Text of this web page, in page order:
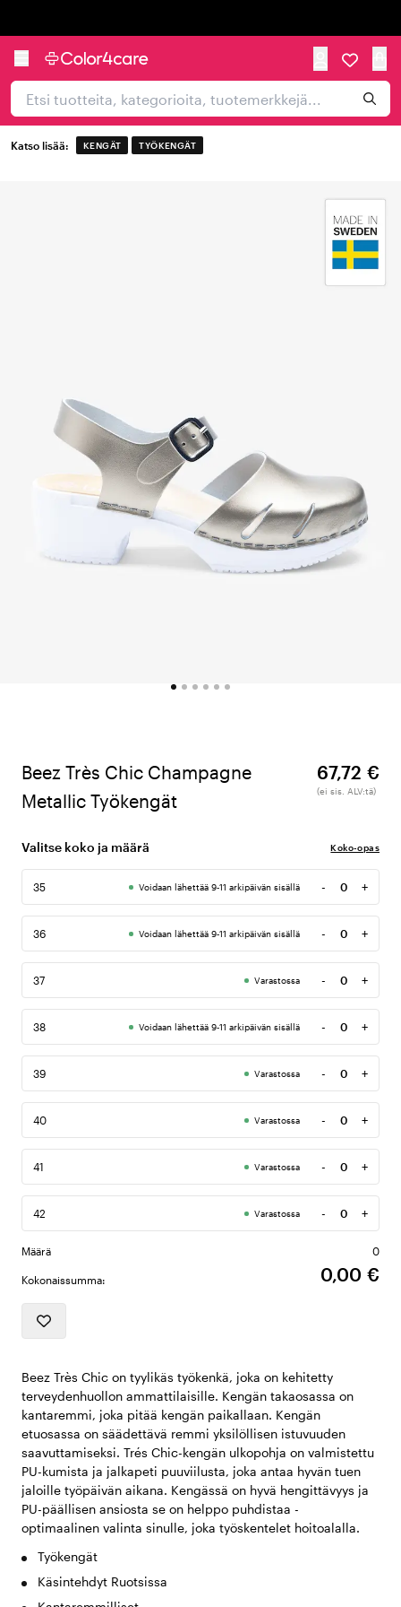
Katso lisää: KENGÄT TYÖKENGÄT
Beez Très Chic Champagne
Metallic Työkengät
67,72 €
(ei sis. ALV:tä)
Valitse koko ja määrä Koko-opas
35 Voidaan lähettää 9-11 arkipäivän sisällä -
Määrä
+
36 Voidaan lähettää 9-11 arkipäivän sisällä -
Määrä
+
37 Varastossa -
Määrä
+
38 Voidaan lähettää 9-11 arkipäivän sisällä -
Määrä
+
39 Varastossa -
Määrä
+
40 Varastossa -
Määrä
+
41 Varastossa -
Määrä
+
42 Varastossa -
Määrä
+
Määrä 0
Kokonaissumma: 0,00 €
Beez Très Chic on tyylikäs työkenkä, joka on kehitetty
terveydenhuollon ammattilaisille. Kengän takaosassa on
kantaremmi, joka pitää kengän paikallaan. Kengän
etuosassa on säädettävä remmi yksilöllisen istuvuuden
saavuttamiseksi. Trés Chic-kengän ulkopohja on valmistettu
PU-kumista ja jalkapeti puuviilusta, joka antaa hyvän tuen
jaloille työpäivän aikana. Kengässä on hyvä hengittävyys ja
PU-päällisen ansiosta se on helppo puhdistaa -
optimaalinen valinta sinulle, joka työskentelet hoitoalalla.
Työkengät
Käsintehdyt Ruotsissa